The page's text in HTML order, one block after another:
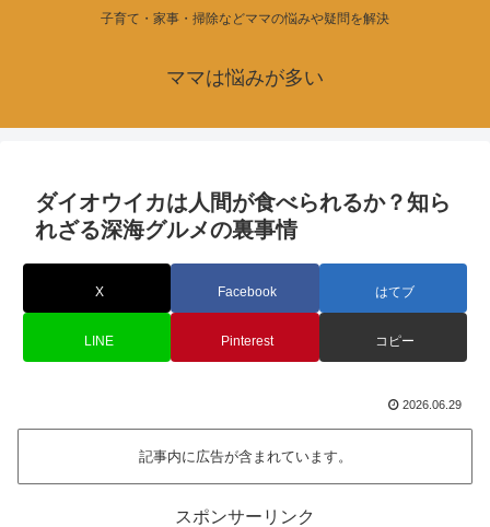
子育て・家事・掃除などママの悩みや疑問を解決
ママは悩みが多い
ダイオウイカは人間が食べられるか？知ら
れざる深海グルメの裏事情
X Facebook はてブ
LINE Pinterest コピー
2026.06.29
記事内に広告が含まれています。
スポンサーリンク